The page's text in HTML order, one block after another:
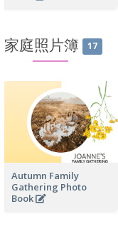
家庭照片簿 17
Autumn Family
Gathering Photo
Book